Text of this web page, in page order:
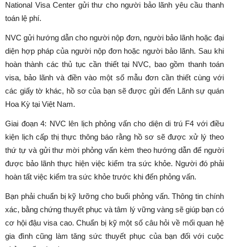
National Visa Center gửi thư cho người bảo lãnh yêu cầu thanh
toán lệ phí.
NVC gửi hướng dẫn cho người nộp đơn, người bảo lãnh hoặc đại
diện hợp pháp của người nộp đơn hoặc người bảo lãnh. Sau khi
hoàn thành các thủ tục cần thiết tại NVC, bao gồm thanh toán
visa, bảo lãnh và điền vào một số mẫu đơn cần thiết cùng với
các giấy tờ khác, hồ sơ của bạn sẽ được gửi đến Lãnh sự quán
Hoa Kỳ tại Việt Nam.
Giai đoạn 4: NVC lên lịch phỏng vấn cho diện di trú F4 với điều
kiện lịch cấp thị thực thông báo rằng hồ sơ sẽ được xử lý theo
thứ tự và gửi thư mời phỏng vấn kèm theo hướng dẫn để người
được bảo lãnh thực hiện việc kiểm tra sức khỏe. Người đó phải
hoàn tất việc kiểm tra sức khỏe trước khi đến phỏng vấn.
Bạn phải chuẩn bị kỹ lưỡng cho buổi phỏng vấn. Thông tin chính
xác, bằng chứng thuyết phục và tâm lý vững vàng sẽ giúp bạn có
cơ hội đậu visa cao. Chuẩn bị kỹ một số câu hỏi về mối quan hệ
gia đình cũng làm tăng sức thuyết phục của bạn đối với cuộc